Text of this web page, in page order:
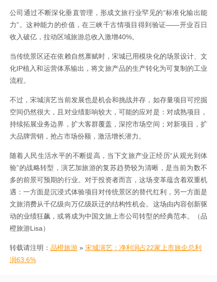
公司通过不断深化垂直管理，形成文旅行业罕见的“标准化输出能
力”。这种能力的价值，在三峡千古情项目得到验证——开业百日
收入破亿，拉动区域旅游总收入激增40%。
当传统景区还在依赖自然禀赋时，宋城已用模块化的场景设计、文
化IP植入和运营体系输出，将文旅产品的生产转化为可复制的工业
流程。
不过，宋城演艺当前发展也是机会和挑战并存，如存量项目可挖掘
空间仍然很大，且对业绩影响较大，可能的应对是：对成熟项目，
持续拓展业务边界，扩大客群覆盖，深挖市场空间；对新项目，扩
大品牌营销，抢占市场份额，激活增长潜力。
随着人民生活水平的不断提高，当下文旅产业正经历“从观光到体
验”的战略转型，演艺加旅游的复苏趋势较为清晰，是当前为数不
多的前景可预期的行业。对于投资者而言，这场变革蕴含着双重机
遇：一方面是沉浸式体验项目对传统景区的替代红利，另一方面是
文旅消费从千亿级向万亿级跃迁的结构性机会。这场由内容创新驱
动的业绩狂飙，或将成为中国文旅上市公司转型的经典范本。（品
橙旅游Lisa）
转载请注明： 品橙旅游 » 宋城演艺：净利润占22家上市旅企总利
润63.6%